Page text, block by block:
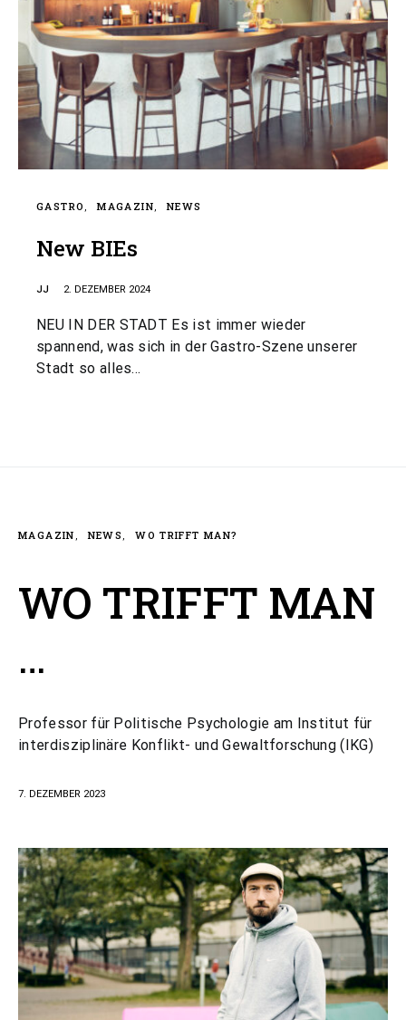
GASTRO MAGAZIN NEWS
New BIEs
JJ 2. DEZEMBER 2024
NEU IN DER STADT Es ist immer wieder
spannend, was sich in der Gastro-Szene unserer
Stadt so alles…
MAGAZIN NEWS WO TRIFFT MAN?
WO TRIFFT MAN
…
Professor für Politische Psychologie am Institut für
interdisziplinäre Konflikt- und Gewaltforschung (IKG)
7. DEZEMBER 2023